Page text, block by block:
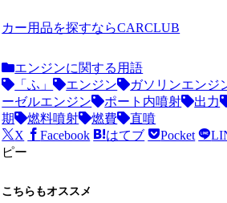
カー用品を探すならCARCLUB
エンジンに関する用語
「ふ」
エンジン ガソリンエンジ
ーゼルエンジン
ポート内噴射 出力
期
燃料噴射 燃費
直噴
X
Facebook はてブ Pocket
ピー
こちらもオススメ